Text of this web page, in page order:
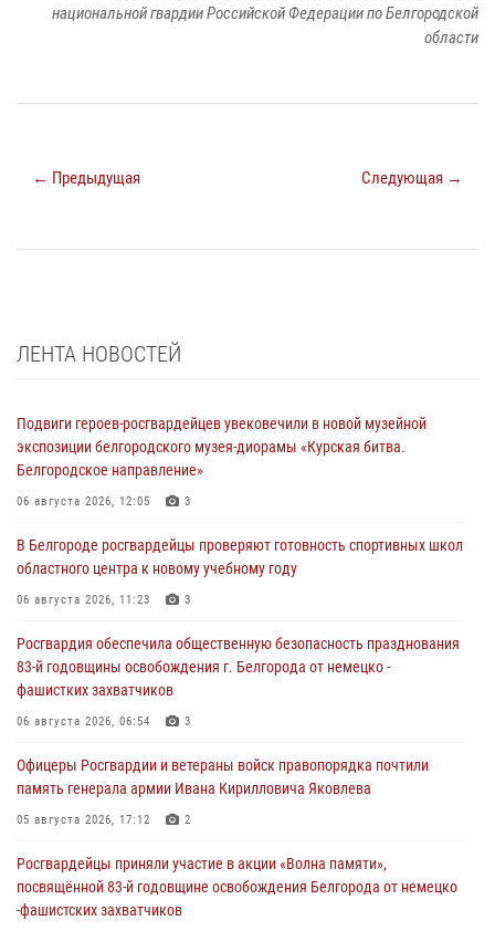
национальной гвардии Российской Федерации по Белгородской
области
← Предыдущая Следующая →
ЛЕНТА НОВОСТЕЙ
Подвиги героев‑росгвардейцев увековечили в новой музейной
экспозиции белгородского музея‑диорамы «Курская битва.
Белгородское направление»
06 августа 2026, 12:05 3
В Белгороде росгвардейцы проверяют готовность спортивных школ
областного центра к новому учебному году
06 августа 2026, 11:23 3
Росгвардия обеспечила общественную безопасность празднования
83-й годовщины освобождения г. Белгорода от немецко -
фашистких захватчиков
06 августа 2026, 06:54 3
Офицеры Росгвардии и ветераны войск правопорядка почтили
память генерала армии Ивана Кирилловича Яковлева
05 августа 2026, 17:12 2
Росгвардейцы приняли участие в акции «Волна памяти»,
посвящённой 83‑й годовщине освобождения Белгорода от немецко
‑фашистских захватчиков